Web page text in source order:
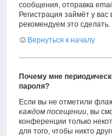
сообщения, отправка
Регистрация займёт у
рекомендуем это сделать.
Вернуться к началу
Почему мне
пароля?
Если вы не отметили
каждом посещении, вы
конференции только
для того, чтобы никто